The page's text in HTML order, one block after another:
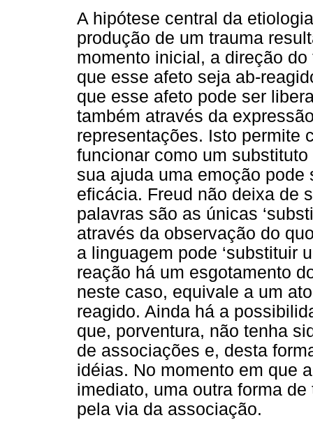
A hipótese central da
produção de um trauma
momento inicial, a direção
que esse afeto seja ab-
que esse afeto pode ser
também através da
representações. Isto permite
funcionar como um
sua ajuda uma emoção
eficácia. Freud não deixa de
palavras são as únicas
através da observação do
a linguagem pode ‘substituir
reação há um esgotamento
neste caso, equivale a um
reagido. Ainda há a
que, porventura, não tenha
de associações e, desta
idéias. No momento em que
imediato, uma outra forma
pela via da associação.